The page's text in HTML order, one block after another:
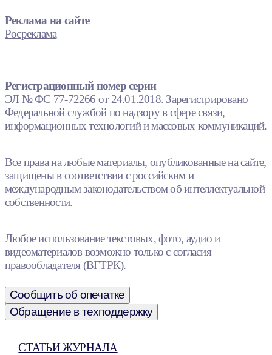
Реклама на сайте
Росреклама
Регистрационный номер серии
ЭЛ № ФС 77-72266 от 24.01.2018. Зарегистрировано
Федеральной службой по надзору в сфере связи,
информационных технологий и массовых коммуникаций.
Все права на любые материалы, опубликованные на сайте,
защищены в соответствии с российским и
международным законодательством об интеллектуальной
собственности.
Любое использование текстовых, фото, аудио и
видеоматериалов возможно только с согласия
правообладателя (ВГТРК).
Сообщить об опечатке
Обращение в техподдержку
СТАТЬИ ЖУРНАЛА